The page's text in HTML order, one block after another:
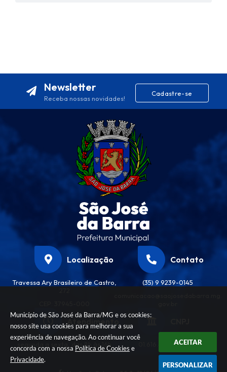
Município de São José da Barra/MG e os cookies:
nosso site usa cookies para melhorar a sua
experiência de navegação. Ao continuar você
concorda com a nossa Política de Cookies e
Privacidade.
ACEITAR
PERSONALIZAR
Newsletter
Receba nossas novidades!
Cadastre-se
Localização
Travessa Ary Brasileiro de Castro,
Contato
(35) 9 9239-0145
Atendimento
segunda a sexta, das 8h às 16h 01.616.458/0001-32